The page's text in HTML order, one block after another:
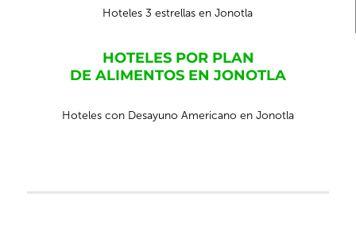
Hoteles 3 estrellas en Jonotla
HOTELES POR PLAN
DE ALIMENTOS EN JONOTLA
Hoteles con Desayuno Americano en Jonotla